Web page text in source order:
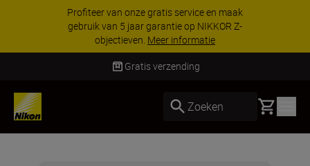
Profiteer van onze gratis service en maak
gebruik van 5 jaar garantie op NIKKOR Z-
objectieven. Meer informatie
Gratis verzending
Zoeken Basket